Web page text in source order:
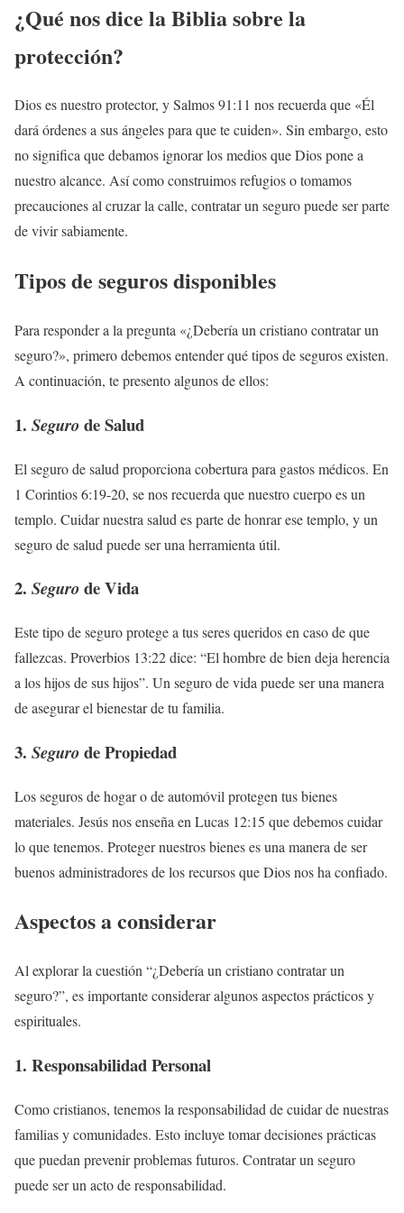
¿Qué nos dice la Biblia sobre la
protección?
Dios es nuestro protector, y Salmos 91:11 nos recuerda que «Él
dará órdenes a sus ángeles para que te cuiden». Sin embargo, esto
no significa que debamos ignorar los medios que Dios pone a
nuestro alcance. Así como construimos refugios o tomamos
precauciones al cruzar la calle, contratar un seguro puede ser parte
de vivir sabiamente.
Tipos de seguros disponibles
Para responder a la pregunta «¿Debería un cristiano contratar un
seguro?», primero debemos entender qué tipos de seguros existen.
A continuación, te presento algunos de ellos:
1. Segurode Salud
El seguro de salud proporciona cobertura para gastos médicos. En
1 Corintios 6:19-20, se nos recuerda que nuestro cuerpo es un
templo. Cuidar nuestra salud es parte de honrar ese templo, y un
seguro de salud puede ser una herramienta útil.
2. Segurode Vida
Este tipo de seguro protege a tus seres queridos en caso de que
fallezcas. Proverbios 13:22 dice: “El hombre de bien deja herencia
a los hijos de sus hijos”. Un seguro de vida puede ser una manera
de asegurar el bienestar de tu familia.
3. Segurode Propiedad
Los seguros de hogar o de automóvil protegen tus bienes
materiales. Jesús nos enseña en Lucas 12:15 que debemos cuidar
lo que tenemos. Proteger nuestros bienes es una manera de ser
buenos administradores de los recursos que Dios nos ha confiado.
Aspectos a considerar
Al explorar la cuestión “¿Debería un cristiano contratar un
seguro?”, es importante considerar algunos aspectos prácticos y
espirituales.
1. ResponsabilidadPersonal
Como cristianos, tenemos la responsabilidad de cuidar de nuestras
familias y comunidades. Esto incluye tomar decisiones prácticas
que puedan prevenir problemas futuros. Contratar un seguro
puede ser un acto de responsabilidad.